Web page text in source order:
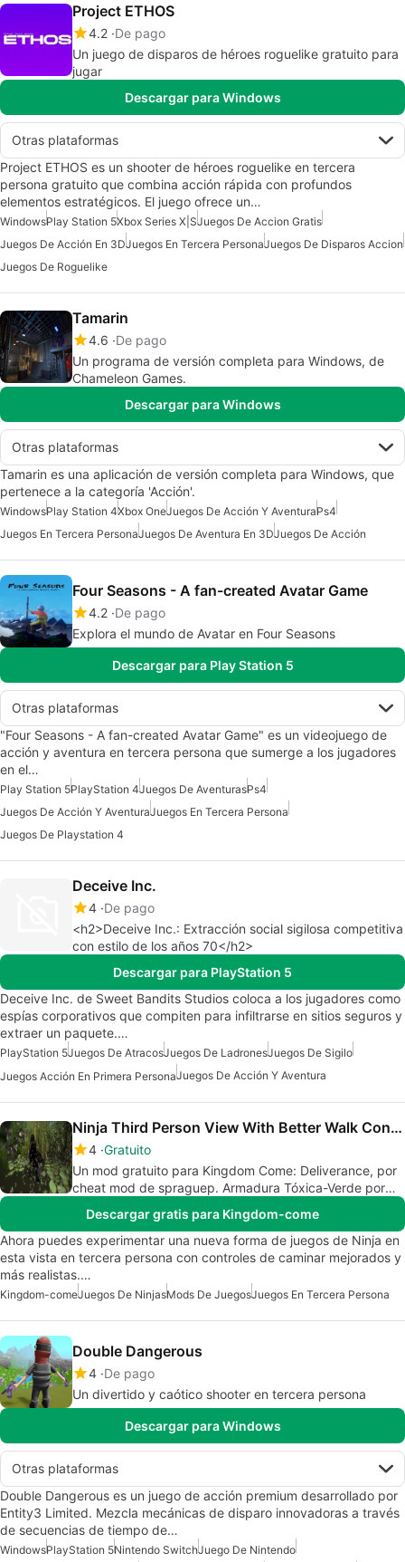
Project ETHOS
4.2 De pago
Un juego de disparos de héroes roguelike gratuito para
jugar
Descargar para Windows
Otras plataformas
Project ETHOS es un shooter de héroes roguelike en tercera
persona gratuito que combina acción rápida con profundos
elementos estratégicos. El juego ofrece un…
WindowsPlay Station 5Xbox Series X|SJuegos De Accion Gratis
Juegos De Acción En 3DJuegos En Tercera PersonaJuegos De Disparos Accion
Juegos De Roguelike
Tamarin
4.6 De pago
Un programa de versión completa para Windows, de
Chameleon Games.
Descargar para Windows
Otras plataformas
Tamarin es una aplicación de versión completa para Windows, que
pertenece a la categoría 'Acción'.
WindowsPlay Station 4Xbox OneJuegos De Acción Y AventuraPs4
Juegos En Tercera PersonaJuegos De Aventura En 3DJuegos De Acción
Four Seasons - A fan-created Avatar Game
4.2 De pago
Explora el mundo de Avatar en Four Seasons
Descargar para Play Station 5
Otras plataformas
"Four Seasons - A fan-created Avatar Game" es un videojuego de
acción y aventura en tercera persona que sumerge a los jugadores
en el…
Play Station 5PlayStation 4Juegos De AventurasPs4
Juegos De Acción Y AventuraJuegos En Tercera Persona
Juegos De Playstation 4
Deceive Inc.
4 De pago
<h2>Deceive Inc.: Extracción social sigilosa competitiva
con estilo de los años 70</h2>
Descargar para PlayStation 5
Deceive Inc. de Sweet Bandits Studios coloca a los jugadores como
espías corporativos que compiten para infiltrarse en sitios seguros y
extraer un paquete.…
PlayStation 5Juegos De AtracosJuegos De LadronesJuegos De Sigilo
Juegos Acción En Primera PersonaJuegos De Acción Y Aventura
Ninja Third Person View With Better Walk Controls
4 Gratuito
Un mod gratuito para Kingdom Come: Deliverance, por
cheat mod de spraguep. Armadura Tóxica-Verde por
Descargar gratis para Kingdom-come
Ahora puedes experimentar una nueva forma de juegos de Ninja en
esta vista en tercera persona con controles de caminar mejorados y
más realistas.…
Kingdom-comeJuegos De NinjasMods De JuegosJuegos En Tercera Persona
Double Dangerous
4 De pago
Un divertido y caótico shooter en tercera persona
Descargar para Windows
Otras plataformas
Double Dangerous es un juego de acción premium desarrollado por
Entity3 Limited. Mezcla mecánicas de disparo innovadoras a través
de secuencias de tiempo de…
WindowsPlayStation 5Nintendo SwitchJuego De Nintendo